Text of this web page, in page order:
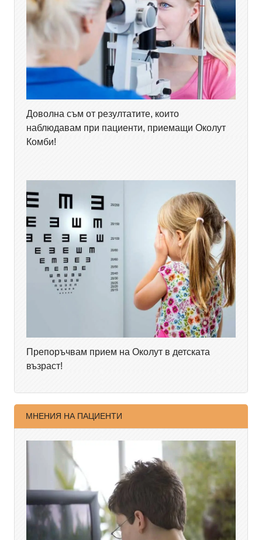
Доволна съм от резултатите, които
наблюдавам при пациенти, приемащи Околут
Комби!
Препоръчвам прием на Околут в детската
възраст!
МНЕНИЯ НА ПАЦИЕНТИ